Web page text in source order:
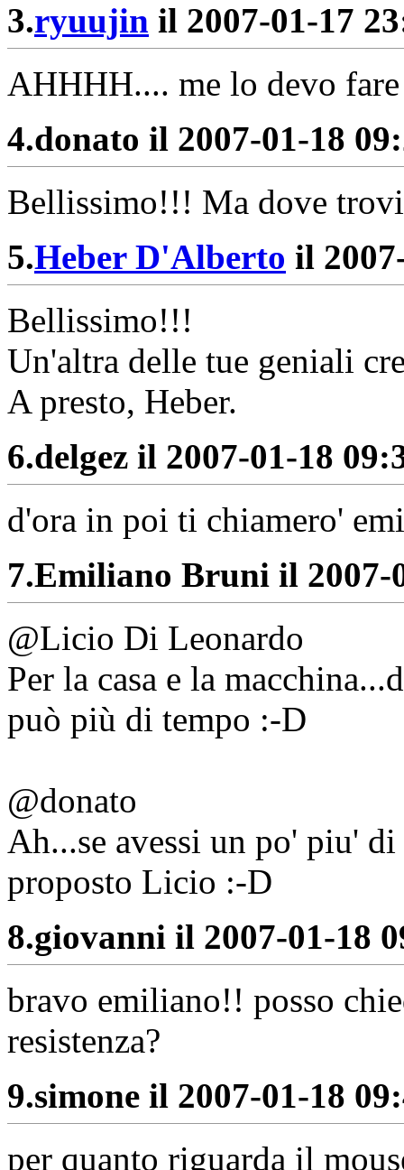
3.ryuujin il 2007-01-17
AHHHH.... me lo devo
4.donato il 2007-01-18
Bellissimo!!! Ma dove trovi
5.Heber D'Alberto il
Bellissimo!!!
Un'altra delle tue geniali
A presto, Heber.
6.delgez il 2007-01-18
d'ora in poi ti chiamero'
7.Emiliano Bruni il 2007-
@Licio Di Leonardo
Per la casa e la
può più di tempo :-D
@donato
Ah...se avessi un po' piu'
proposto Licio :-D
8.giovanni il 2007-01-18
bravo emiliano!! posso
resistenza?
9.simone il 2007-01-18
per quanto riguarda il